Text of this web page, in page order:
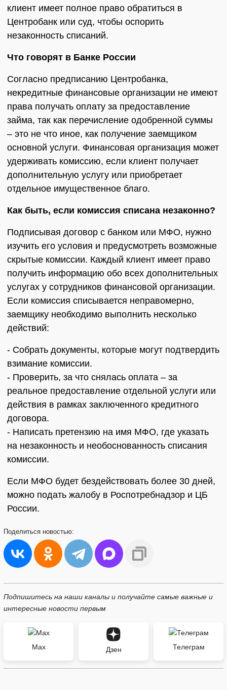
клиент имеет полное право обратиться в
Центробанк или суд, чтобы оспорить
незаконность списаний.
Что говорят в Банке России
Согласно предписанию Центробанка,
некредитные финансовые организации не имеют
права получать оплату за предоставление
займа, так как перечисление одобренной суммы
– это не что иное, как получение заемщиком
основной услуги. Финансовая организация может
удерживать комиссию, если клиент получает
дополнительную услугу или приобретает
отдельное имущественное благо.
Как быть, если комиссия списана незаконно?
Подписывая договор с банком или МФО, нужно
изучить его условия и предусмотреть возможные
скрытые комиссии. Каждый клиент имеет право
получить информацию обо всех дополнительных
услугах у сотрудников финансовой организации.
Если комиссия списывается неправомерно,
заемщику необходимо выполнить несколько
действий:
- Собрать документы, которые могут подтвердить
взимание комиссии.
- Проверить, за что снялась оплата – за
реальное предоставление отдельной услуги или
действия в рамках заключенного кредитного
договора.
- Написать претензию на имя МФО, где указать
на незаконность и необоснованность списания
комиссии.
Если МФО будет бездействовать более 30 дней,
можно подать жалобу в Роспотребнадзор и ЦБ
России.
Поделиться новостью:
Подпишитесь на наши каналы и получайте самые важные и
интересные новости первым
Max Дзен Телеграм